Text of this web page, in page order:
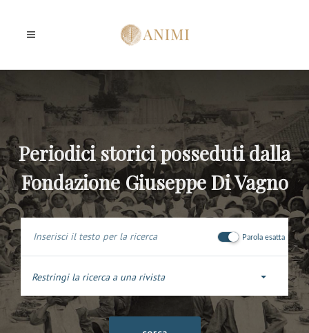
Periodici storici posseduti dalla
Fondazione Giuseppe Di Vagno
Parola esatta
Restringi la ricerca a una rivista